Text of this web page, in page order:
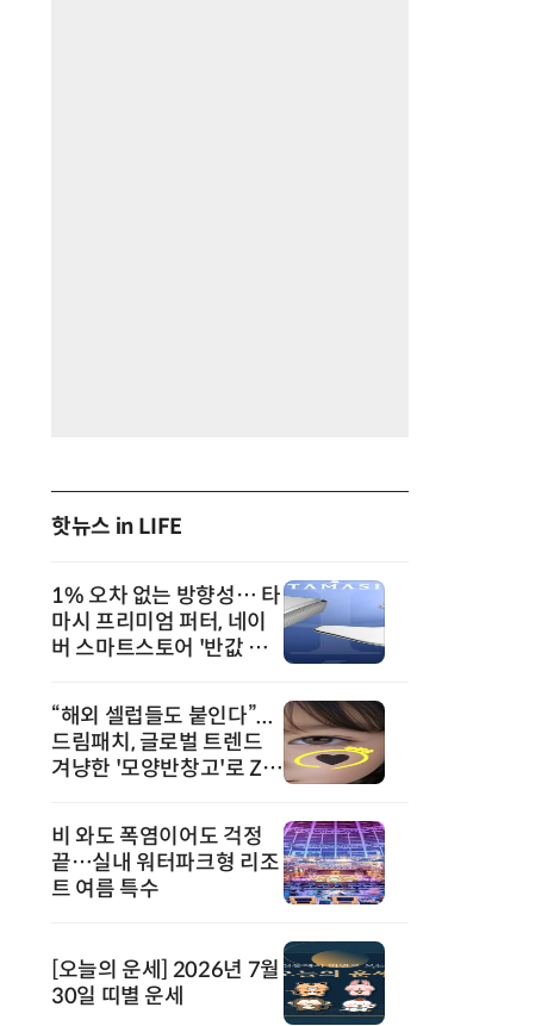
핫뉴스 in LIFE
1% 오차 없는 방향성… 타
마시 프리미엄 퍼터, 네이
버 스마트스토어 '반값 할
“해외 셀럽들도 붙인다”...
드림패치, 글로벌 트렌드
겨냥한 '모양반창고'로 Z세
비 와도 폭염이어도 걱정
끝…실내 워터파크형 리조
트 여름 특수
[오늘의 운세] 2026년 7월
30일 띠별 운세